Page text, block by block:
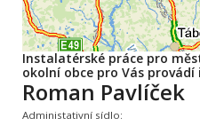
Instalatérské práce pro
okolní obce pro Vás
Roman Pavlíček
Administativní sídlo: